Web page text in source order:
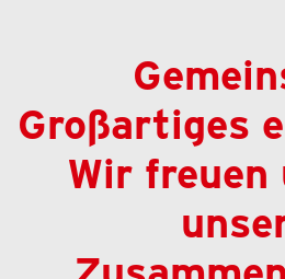
Großartiges
Wir freuen